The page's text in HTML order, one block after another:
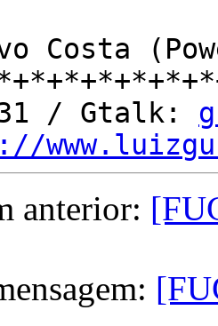
Costa
/ Gtalk:
anterior: